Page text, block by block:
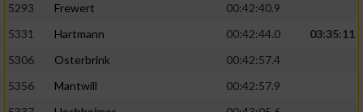
5293
Frewert
00:42:40.9
5331
Hartmann 00:42:44.0
03:35:11
5306
Osterbrink
00:42:57.4
5356
Mantwill
00:42:57.9